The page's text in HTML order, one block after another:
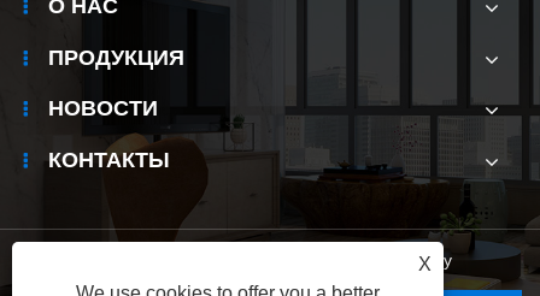
О НАС
ПРОДУКЦИЯ
НОВОСТИ
КОНТАКТЫ
Privacy Policy
X